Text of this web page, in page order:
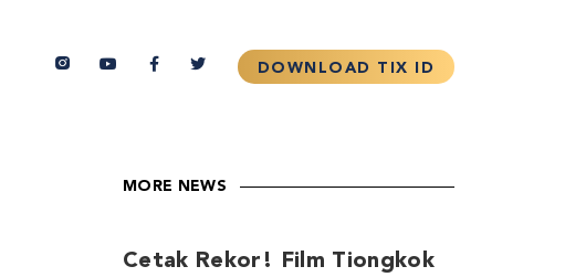
MORE NEWS
Cetak Rekor! Film Tiongkok